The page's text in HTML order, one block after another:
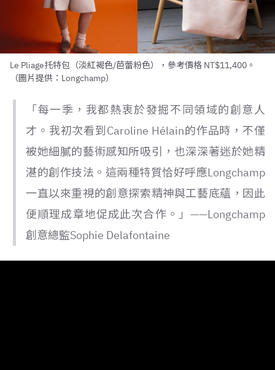
Le Pliage托特包（淡紅褐色/芭蕾粉色），參考價格 NT$11,400。
（圖片提供：Longchamp）
「每一季，我都熱衷於發掘不同領域的創意人
才。我初次看到Caroline Hélain的作品時，不僅
被她細膩的藝術感知所吸引，也深深著迷於她精
湛的創作技法。這兩種特質恰好呼應Longchamp
一直以來重視的創意探索精神與工藝底蘊，因此
便順理成章地促成此次合作。」——Longchamp
創意總監Sophie Delafontaine